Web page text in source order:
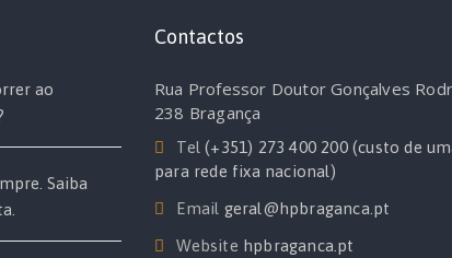
ao
Saiba
Contactos
Rua Professor Doutor Gonçalves
238 Bragança
Tel(+351) 273 400 200 (custo de
para rede fixa nacional)
Email geral@hpbraganca.pt
Website hpbraganca.pt